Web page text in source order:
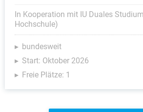
In Kooperation mit IU Duales
Hochschule)
bundesweit
Start: Oktober 2026
Freie Plätze: 1